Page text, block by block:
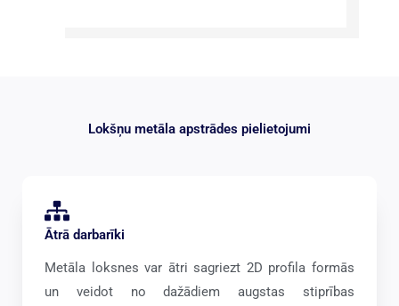
Lokšņu metāla apstrādes pielietojumi
Ātrā darbarīki
Metāla loksnes var ātri sagriezt 2D profila formās
un veidot no dažādiem augstas stiprības